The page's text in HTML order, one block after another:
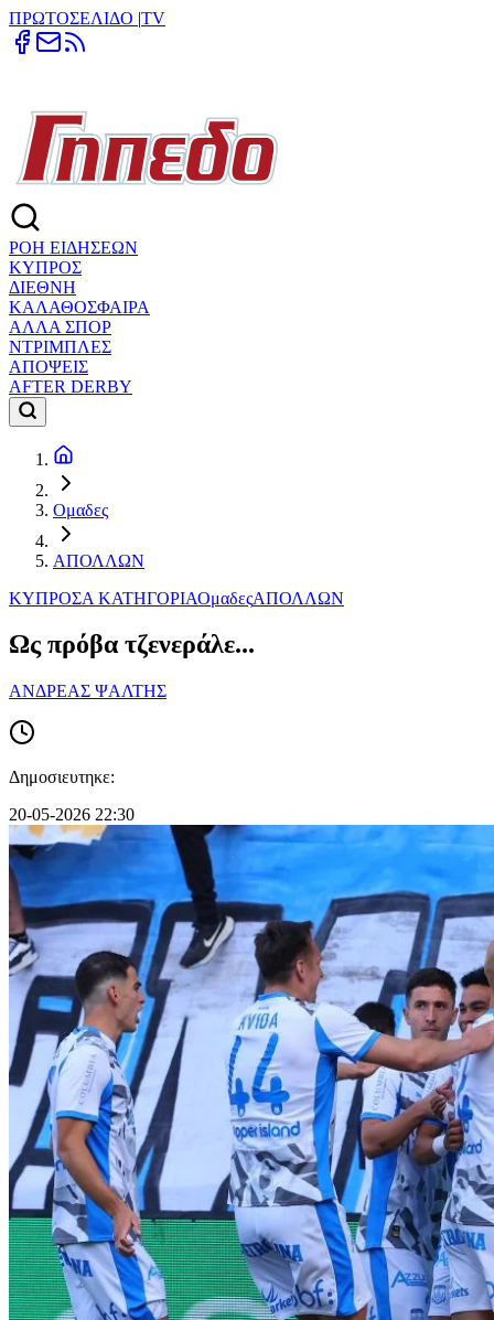
ΠΡΩΤΟΣΕΛΙΔΟ |TV
ΡΟΗ ΕΙΔΗΣΕΩΝ
ΚΥΠΡΟΣ
ΔΙΕΘΝΗ
ΚΑΛΑΘΟΣΦΑΙΡΑ
ΑΛΛΑ ΣΠΟΡ
ΝΤΡΙΜΠΛΕΣ
ΑΠΟΨΕΙΣ
AFTER DERBY
Ομαδες
ΑΠΟΛΛΩΝ
ΚΥΠΡΟΣΑ ΚΑΤΗΓΟΡΙΑΟμαδεςΑΠΟΛΛΩΝ
Ως πρόβα τζενεράλε...
ΑΝΔΡΕΑΣ ΨΑΛΤΗΣ
Δημοσιευτηκε:
20-05-2026 22:30